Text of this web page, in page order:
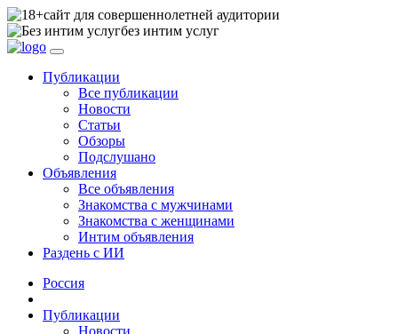
сайт для совершеннолетней аудитории
без интим услуг
Публикации
Все публикации
Новости
Статьи
Обзоры
Подслушано
Объявления
Все объявления
Знакомства с мужчинами
Знакомства с женщинами
Интим объявления
Раздень с ИИ
Россия
Публикации
Новости